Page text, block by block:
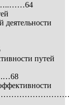
деятельности
путей